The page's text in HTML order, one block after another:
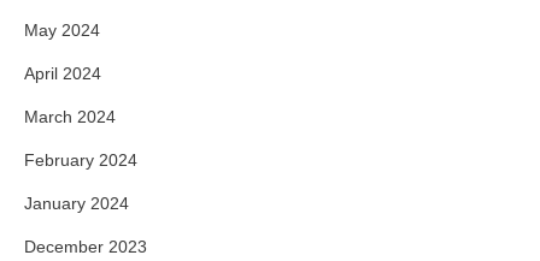
May 2024
April 2024
March 2024
February 2024
January 2024
December 2023